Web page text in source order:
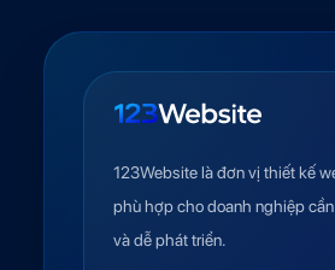
123Website là đơn vị thiết kế
phù hợp cho doanh nghiệp
và dễ phát triển.